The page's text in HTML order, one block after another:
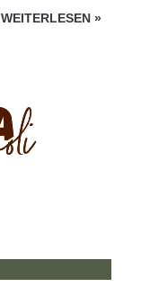
WEITERLESEN »